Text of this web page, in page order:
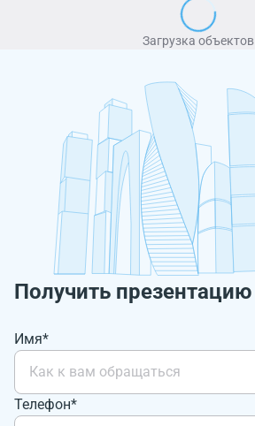
Загрузка объектов
Получить презентацию
Имя*
Телефон*